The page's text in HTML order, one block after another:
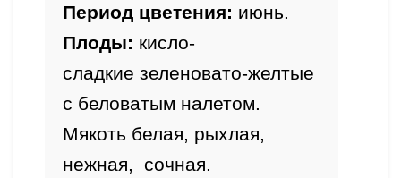
Период цветения: июнь.
Плоды: кисло-
сладкие зеленовато-желтые
с беловатым налетом.
Мякоть белая, рыхлая,
нежная,  сочная.